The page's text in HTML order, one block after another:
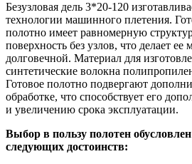
Безузловая дель 3*20-120
технологии машинного плетения.
полотно имеет равномерную
поверхность без узлов, что делает
долговечной. Материал для
синтетические волокна
Готовое полотно подвергают
обработке, что способствует его
и увеличению срока эксплуатации.
Выбор в пользу полотен
следующих достоинств: